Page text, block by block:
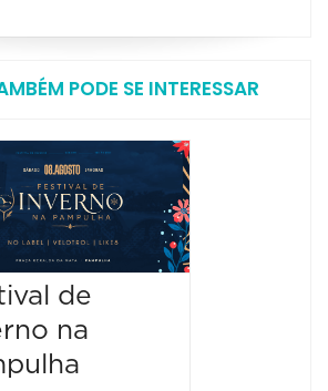
PODE SE INTERESSAR
de
na